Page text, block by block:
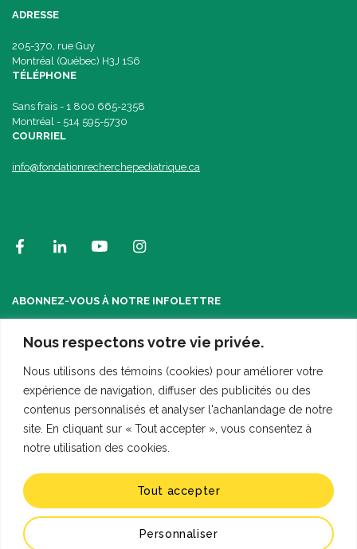
Nous respectons votre vie privée.
Nous utilisons des témoins (cookies) pour améliorer votre
expérience de navigation, diffuser des publicités ou des
contenus personnalisés et analyser l'achanlandage de notre
site. En cliquant sur « Tout accepter », vous consentez à
notre utilisation des cookies.
Personnaliser
Tout accepter
ADRESSE
205-370, rue Guy
Montréal (Québec) H3J 1S6
TÉLÉPHONE
Sans frais - 1 800 665-2358
Montréal - 514 595-5730
COURRIEL
info@fondationrecherchepediatrique.ca
ABONNEZ-VOUS À NOTRE INFOLETTRE
© 2026 Tous droits réservés. Fondation de la recherche pédiatrique. Une
Politique de confidentialité